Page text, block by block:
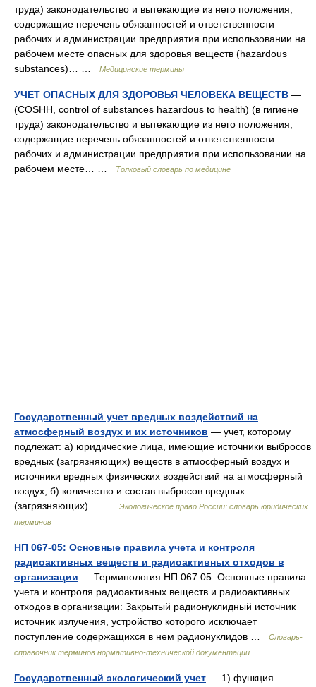
труда) законодательство и вытекающие из него положения,
содержащие перечень обязанностей и ответственности
рабочих и администрации предприятия при использовании на
рабочем месте опасных для здоровья веществ (hazardous
substances)… …
Медицинские термины
УЧЕТ ОПАСНЫХ ДЛЯ ЗДОРОВЬЯ ЧЕЛОВЕКА ВЕЩЕСТВ —
(COSHH, control of substances hazardous to health) (в гигиене
труда) законодательство и вытекающие из него положения,
содержащие перечень обязанностей и ответственности
рабочих и администрации предприятия при использовании на
рабочем месте… …
Толковый словарь по медицине
Государственный учет вредных воздействий на
атмосферный воздух и их источников — учет, которому
подлежат: а) юридические лица, имеющие источники выбросов
вредных (загрязняющих) веществ в атмосферный воздух и
источники вредных физических воздействий на атмосферный
воздух; б) количество и состав выбросов вредных
(загрязняющих)… …
Экологическое право России: словарь юридических
терминов
НП 067-05: Основные правила учета и контроля
радиоактивных веществ и радиоактивных отходов в
организации — Терминология НП 067 05: Основные правила
учета и контроля радиоактивных веществ и радиоактивных
отходов в организации: Закрытый радионуклидный источник
источник излучения, устройство которого исключает
поступление содержащихся в нем радионуклидов …
Словарь-
справочник терминов нормативно-технической документации
Государственный экологический учет — 1) функция